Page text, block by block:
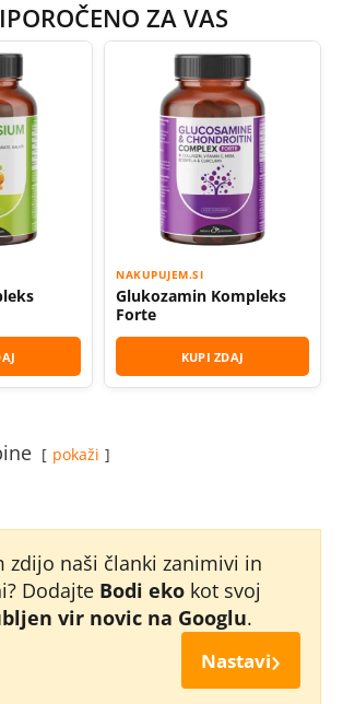
ZA VAS
NAKUPUJEM.SI
Glukozamin Kompleks
Forte
KUPI ZDAJ
pokaži
zdijo naši članki zanimivi in
Dodajte Bodi eko kot svoj
vir novic na Googlu.
Nastavi›